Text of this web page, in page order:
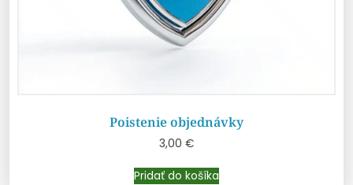
Poistenie objednávky
3,00 €
Pridať do košíka